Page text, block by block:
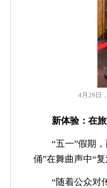
4月29日
新体验：在
“五一”假期
俑”在舞曲声中“
“随着公众对